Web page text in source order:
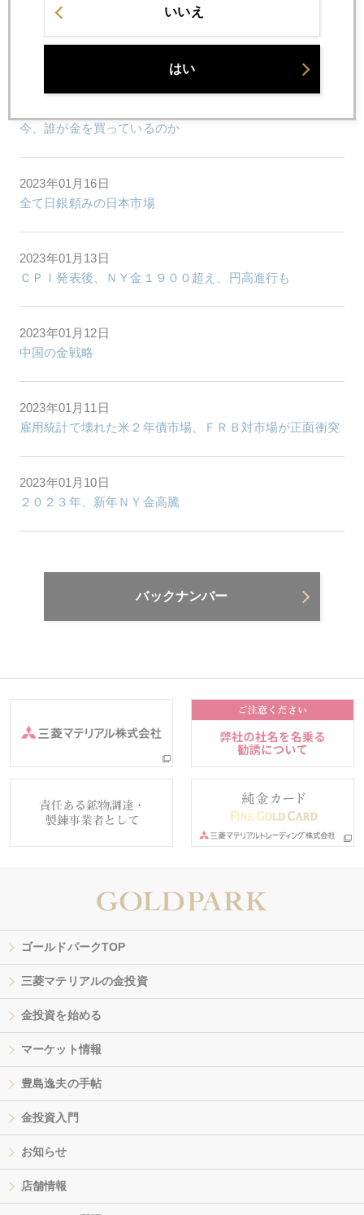
2023年01月18日
今、誰が金を買っているのか
2023年01月16日
全て日銀頼みの日本市場
2023年01月13日
ＣＰＩ発表後、ＮＹ金１９００超え、円高進行も
2023年01月12日
中国の金戦略
2023年01月11日
雇用統計で壊れた米２年債市場、ＦＲＢ対市場が正面衝突
2023年01月10日
２０２３年、新年ＮＹ金高騰
バックナンバー
ゴールドパークTOP
三菱マテリアルの金投資
金投資を始める
マーケット情報
豊島逸夫の手帖
金投資入門
お知らせ
店舗情報
いいえ
はい